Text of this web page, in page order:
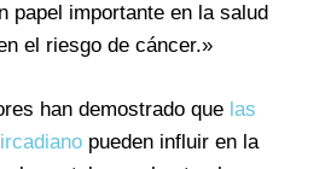
papel importante en la salud
el riesgo de cáncer.»
han demostrado que las
pueden influir en la